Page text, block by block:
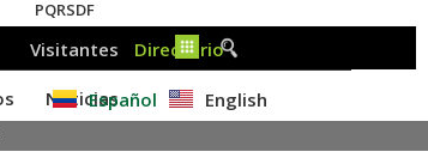
Español English